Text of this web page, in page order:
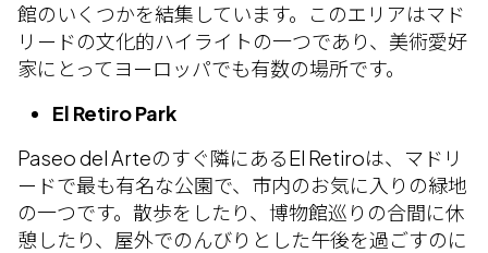
館のいくつかを結集しています。このエリアはマド
リードの文化的ハイライトの一つであり、美術愛好
家にとってヨーロッパでも有数の場所です。
El Retiro Park
Paseo del Arteのすぐ隣にあるEl Retiroは、マドリ
ードで最も有名な公園で、市内のお気に入りの緑地
の一つです。散歩をしたり、博物館巡りの合間に休
憩したり、屋外でのんびりとした午後を過ごすのに